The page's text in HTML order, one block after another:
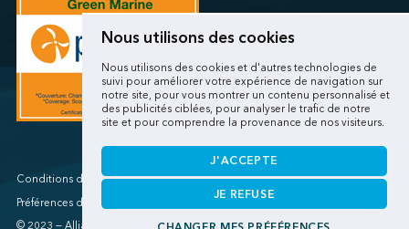
Nous utilisons des cookies
Nous utilisons des cookies et d'autres technologies de
suivi pour améliorer votre expérience de navigation sur
notre site, pour vous montrer un contenu personnalisé et
des publicités ciblées, pour analyser le trafic de notre
site et pour comprendre la provenance de nos visiteurs.
J'ACCEPTE
JE REFUSE
© 2023 — Alliance verte
Conditions d'utilisations/Renseignements personnels
Préférences de cookies